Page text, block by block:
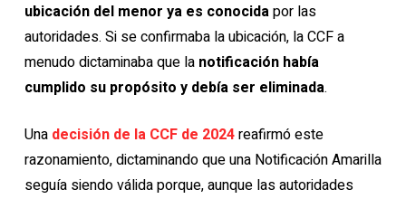
ubicación del menor ya es conocidapor las
autoridades. Si se confirmaba la ubicación, la CCF a
menudo dictaminaba que la notificación había
cumplido su propósito y debía ser eliminada.
Una decisión de la CCF de 2024reafirmó este
razonamiento, dictaminando que una Notificación Amarilla
seguía siendo válida porque, aunque las autoridades